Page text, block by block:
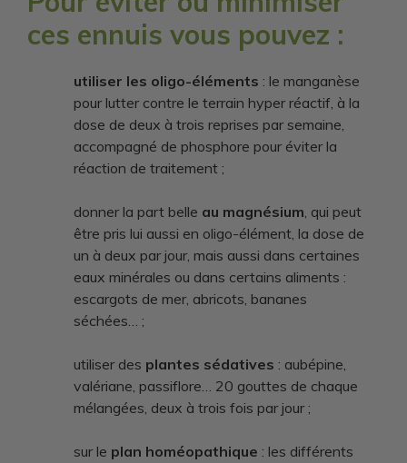
ces ennuis vous pouvez :
utiliser les oligo-éléments : le manganèse
pour lutter contre le terrain hyper réactif, à la
dose de deux à trois reprises par semaine,
accompagné de phosphore pour éviter la
réaction de traitement ;
donner la part belle au magnésium, qui peut
être pris lui aussi en oligo-élément, la dose de
un à deux par jour, mais aussi dans certaines
eaux minérales ou dans certains aliments :
escargots de mer, abricots, bananes
séchées… ;
utiliser des plantes sédatives : aubépine,
valériane, passiflore… 20 gouttes de chaque
mélangées, deux à trois fois par jour ;
sur le plan homéopathique : les différents